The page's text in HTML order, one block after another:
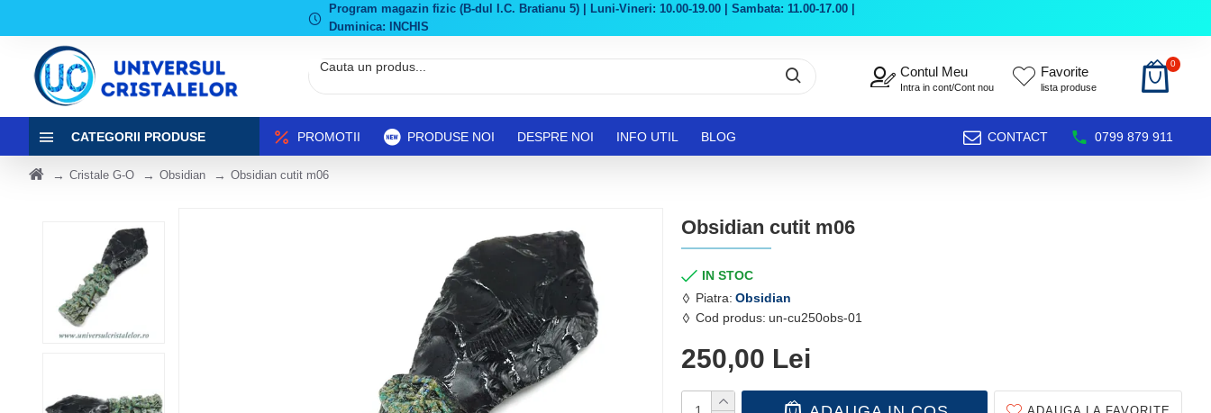
Program magazin fizic (B-dul I.C. Bratianu 5) | Luni-Vineri: 10.00-19.00 | Sambata: 11.00-17.00 |
Duminica: INCHIS
Contul Meu
Intra in cont/Cont nou
Favorite
lista produse
0
CATEGORII PRODUSE PROMOTII PRODUSE NOI DESPRE NOI INFO UTIL BLOG CONTACT 0799 879 911
Cristale G-O Obsidian Obsidian cutit m06
Obsidian cutit m06
IN STOC
Piatra: Obsidian
Cod produs: un-cu250obs-01
250,00 Lei